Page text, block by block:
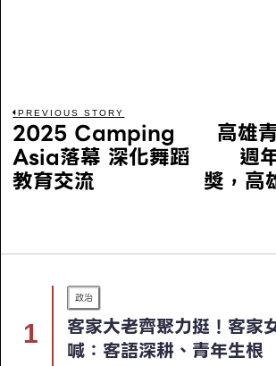
PREVIOUS STORY
2025 Camping
Asia落幕 深化舞蹈
教育交流
高雄
週
獎，高
政治
客家大老齊聚力挺！客家
喊：客語深耕、青年生根